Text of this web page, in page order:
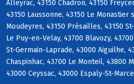
Alleyrac, 43150 Chadron, 43150
43150 Laussonne, 43150 Le Monastier
Moudeyres, 43150 Présailles, 43150
Le Puy-en-Velay, 43700 Blavozy,
St-Germain-Laprade, 43000 Aiguilhe,
Chaspinhac, 43700 Le Monteil, 43800
43000 Ceyssac, 43000 Espaly-St-